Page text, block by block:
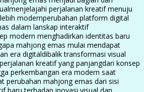
menjelajahi perjalanan kreatif menuju
modernperubahan platform digital
dalam lanskap interaktif
modern menghadirkan identitas baru
mahjong emas mulai mendapat
era digitaldibalik transformasi visual
kreatif yang panjangdari konsep
perkembangan era modern saat
perubahan mahjong emas dari sisi